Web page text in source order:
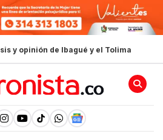
y opinión de Ibagué y el Tolima